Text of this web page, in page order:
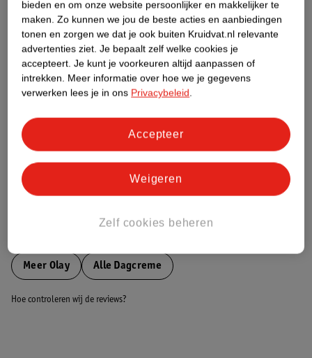
Etiketinformatie
Nature Impact Score
Dit product heeft (nog) geen Nature
Bestel & Bezorginformatie
Meer Olay Alle Dagcreme
Hoe controleren wij de reviews?
bieden en om onze website persoonlijker en makkelijker te
maken. Zo kunnen we jou de beste acties en aanbiedingen
tonen en zorgen we dat je ook buiten Kruidvat.nl relevante
advertenties ziet. Je bepaalt zelf welke cookies je
accepteert. Je kunt je voorkeuren altijd aanpassen of
intrekken. Meer informatie over hoe we je gegevens
verwerken lees je in ons Privacybeleid.
Zelf cookies beheren
Weigeren
Accepteer